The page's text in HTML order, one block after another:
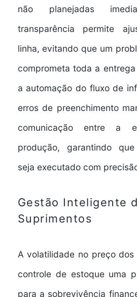
não planejadas
transparência permite
linha, evitando que um
comprometa toda a
a automação do fluxo de
erros de preenchimento
comunicação entre a
produção, garantindo
seja executado com
Gestão Inteligente
Suprimentos
A volatilidade no preço dos
controle de estoque uma
para a sobrevivência